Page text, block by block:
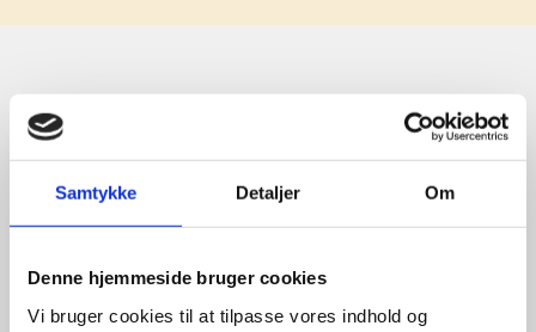
Samtykke Detaljer Om
Denne hjemmeside bruger cookies
Vi bruger cookies til at tilpasse vores indhold og
leverandører
giver større
udvalg